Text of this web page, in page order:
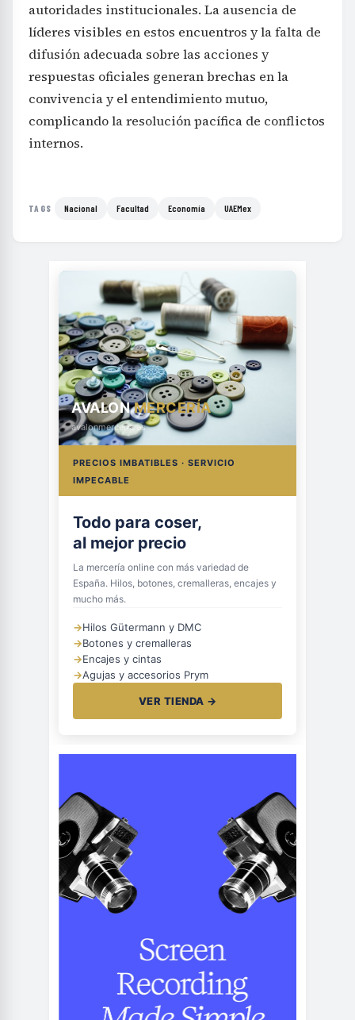
autoridades institucionales. La ausencia de
líderes visibles en estos encuentros y la falta de
difusión adecuada sobre las acciones y
respuestas oficiales generan brechas en la
convivencia y el entendimiento mutuo,
complicando la resolución pacífica de conflictos
internos.
TAGS Nacional Facultad Economía UAEMex
AVALONMERCERÍA
avalonmerceria.es
PRECIOS IMBATIBLES · SERVICIO
IMPECABLE
Todo para coser,
al mejor precio
La mercería online con más variedad de
España. Hilos, botones, cremalleras, encajes y
mucho más.
→Hilos Gütermann y DMC
→Botones y cremalleras
→Encajes y cintas
→Agujas y accesorios Prym
VER TIENDA →